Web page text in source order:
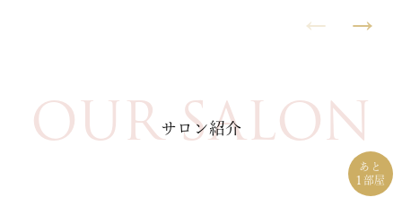
OUR SALON
サロン紹介
あと
1 部屋